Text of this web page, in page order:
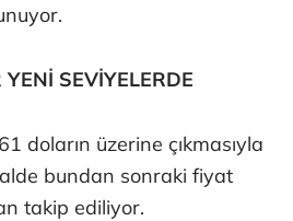
SEVİYELERDE
doların üzerine çıkmasıyla
bundan sonraki fiyat
takip ediliyor.